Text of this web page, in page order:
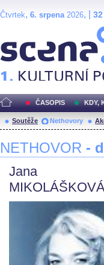
Čtvrtek, 6. srpena2026, | 32
ČASOPIS KDY,
Soutěže Nethovory
NETHOVOR -
Jana